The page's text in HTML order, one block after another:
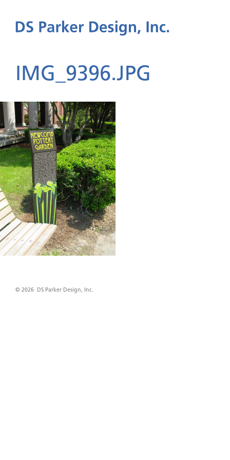
IMG_9396.JPG
© 2026 DS Parker Design, Inc.